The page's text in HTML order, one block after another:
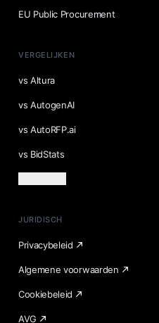
EU Public Procurement
VERGELIJKEN
vs Altura
vs AutogenAI
vs AutoRFP.ai
vs BidStats
JURIDISCH
Privacybeleid
Algemene voorwaarden
Cookiebeleid
AVG